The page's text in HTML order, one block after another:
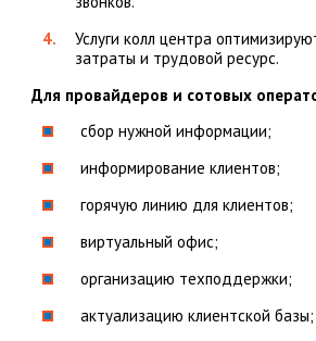
Услуги колл центра
затраты и трудовой ресурс.
Для провайдеров и сотовых
сбор нужной информации;
информирование клиентов;
горячую линию для клиентов;
виртуальный офис;
организацию техподдержки;
актуализацию клиентской базы;